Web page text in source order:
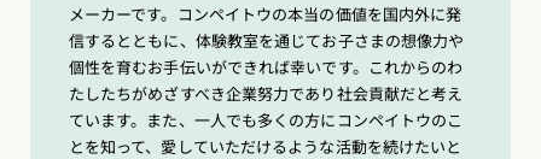
メーカーです。コンペイトウの本当の価値を国内外に発
信するとともに、体験教室を通じてお子さまの想像力や
個性を育むお手伝いができれば幸いです。これからのわ
たしたちがめざすべき企業努力であり社会貢献だと考え
ています。また、一人でも多くの方にコンペイトウのこ
とを知って、愛していただけるような活動を続けたいと